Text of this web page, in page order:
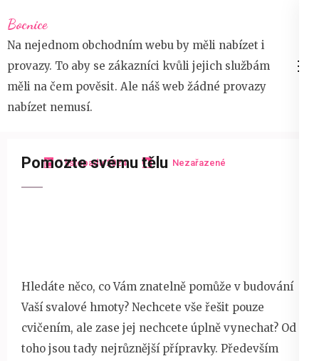
na
obsah
(stiskněte
Enter)
Bocnice
Na nejednom obchodním webu by měli nabízet i
provazy. To aby se zákazníci kvůli jejich službám
měli na čem pověsit. Ale náš web žádné provazy
nabízet nemusí.
1 listopadu 2024 Nezařazené
Pomozte svému tělu
Hledáte něco, co Vám znatelně pomůže v budování
Vaší svalové hmoty? Nechcete vše řešit pouze
cvičením, ale zase jej nechcete úplně vynechat? Od
toho jsou tady nejrůznější přípravky. Především